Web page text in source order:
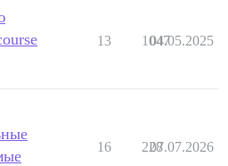
13 1047
04.05.2025
16 228
07.07.2026